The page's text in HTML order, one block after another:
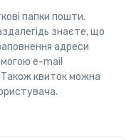
папки пошти.
знаєте, що
адреси
e-mail
квиток можна